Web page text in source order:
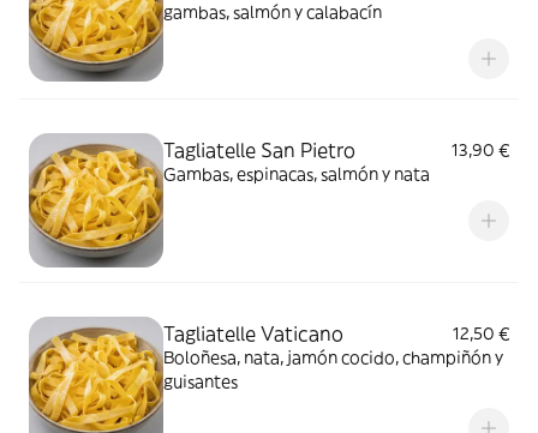
gambas, salmón y calabacín
Tagliatelle San Pietro
13,90 €
Gambas, espinacas, salmón y nata
Tagliatelle Vaticano
12,50 €
Boloñesa, nata, jamón cocido, champiñón y
guisantes